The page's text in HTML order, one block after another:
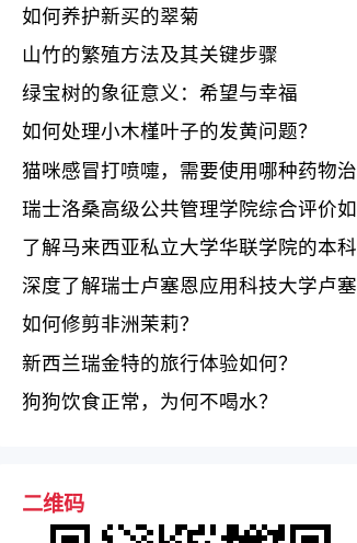
如何养护新买的翠菊
山竹的繁殖方法及其关键步骤
绿宝树的象征意义：希望与幸福
如何处理小木槿叶子的发黄问题？
猫咪感冒打喷嚏，需要使用哪种药物治
疗？
瑞士洛桑高级公共管理学院综合评价如
何？
了解马来西亚私立大学华联学院的本科
和研究生课程及其专业领域
深度了解瑞士卢塞恩应用科技大学卢塞
恩经济学院
如何修剪非洲茉莉？
新西兰瑞金特的旅行体验如何？
狗狗饮食正常，为何不喝水？
二维码